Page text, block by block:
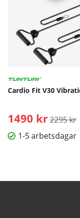
Cardio Fit V30
1490 kr2295 kr
1-5 arbetsdagar